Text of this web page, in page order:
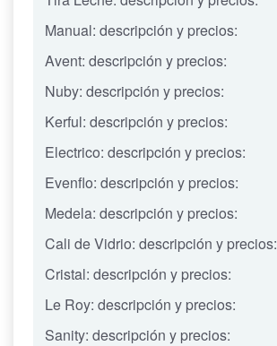
Manual: descripción y precios:
Avent: descripción y precios:
Nuby: descripción y precios:
Kerful: descripción y precios:
Electrico: descripción y precios:
Evenflo: descripción y precios:
Medela: descripción y precios:
Cali de Vidrio: descripción y precios:
Cristal: descripción y precios:
Le Roy: descripción y precios:
Sanity: descripción y precios: